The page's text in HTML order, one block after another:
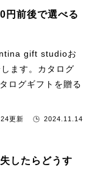
円前後で選べる
gift studioお
ます。カタログ
ログギフトを贈る
更新 2024.11.14
したらどうす